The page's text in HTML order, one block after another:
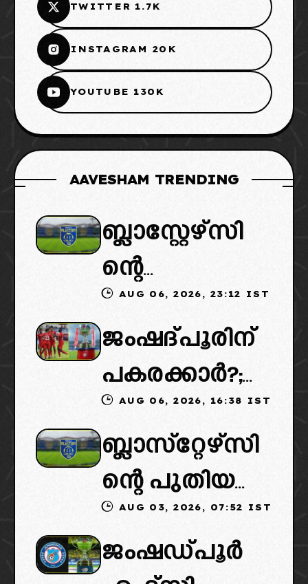
TWITTER 1.7K
INSTAGRAM 20K
YOUTUBE 130K
AAVESHAM TRENDING
ബ്ലാസ്റ്റേഴ്സി
ന്റെ
കൈമാറ്റത്തി
ൽ ട്വിസ്റ്റ്:
പുതിയ
ഉടമകളെത്താ
ൻ വൈകും,
കോടതിയുടെ
നീക്കവും
നിർണായകം
AUG 06, 2026, 23:12 IST
ജംഷദ്പൂരിന്
പകരക്കാർ?;
ഐഎസ്എല്ലി
ൽ പുതിയ
ടീമിനെ
ഉൾപ്പെടുത്താ
ൻ
AUG 06, 2026, 16:38 IST
ബ്ലാസ്‌റ്റേഴ്‌സി
ന്റെ പുതിയ
ഉടമകളിൽ
മലബാറിൽ
AUG 03, 2026, 07:52 IST
ജംഷഡ്പൂർ